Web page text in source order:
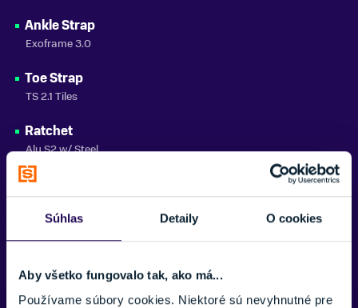
Súhlas Detaily O cookies
Aby všetko fungovalo tak, ako má...
Používame súbory cookies. Niektoré sú nevyhnutné pre
Ankle Strap
Exoframe 3.0
Toe Strap
TS 2.1 Tiles
Ratchet
Alu S2 w/ Steel
Hardware
Oceľ triedy 8.8
Kompatibilita